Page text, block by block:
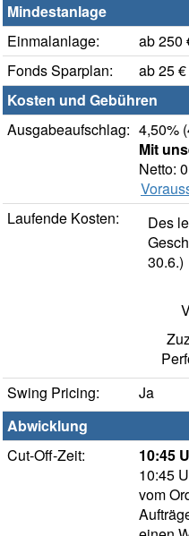
Mindestanlage
Einmalanlage:
ab 250
Fonds Sparplan:
ab 25 €
Kosten und Gebühren
Ausgabeaufschlag: 4,50%
Mit
Netto:
Laufende Kosten:
Des
30.6.)
Swing Pricing:
Ja
Abwicklung
Cut-Off-Zeit:
10:45
10:45
vom